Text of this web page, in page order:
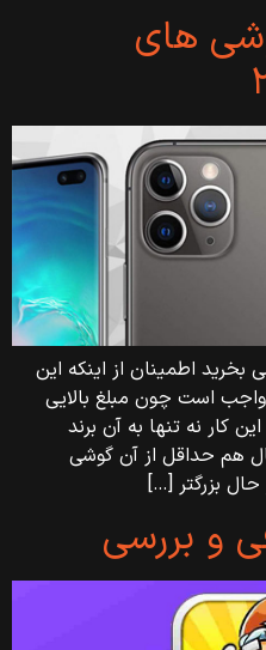
های
بخرید اطمینان از اینکه این
است چون مبلغ بالایی
کار نه تنها به آن برند
هم حداقل از آن گوشی
بزرگتر […]
و بررسی